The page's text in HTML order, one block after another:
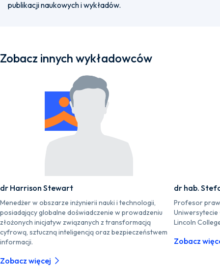
publikacji naukowych i wykładów.
Zobacz innych wykładowców
dr Harrison Stewart
Menedżer w obszarze inżynierii nauki i technologii,
posiadający globalne doświadczenie w prowadzeniu
złożonych inicjatyw związanych z transformacją
cyfrową, sztuczną inteligencją oraz bezpieczeństwem
informacji.
Zobacz więcej
dr hab.
Profesor
Lincoln
Zobacz